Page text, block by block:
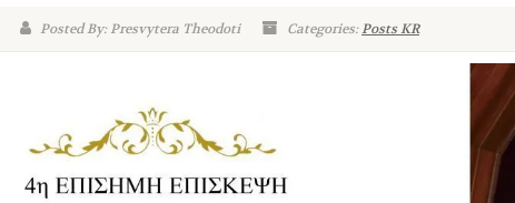
Posted By: Presvytera Theodoti Categories:Posts KR